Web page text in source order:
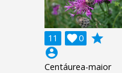
11 0

grade
account_circle
Centáurea-maior